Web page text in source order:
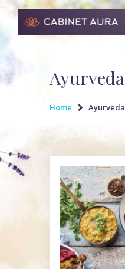
Ayurveda
Home Ayurveda